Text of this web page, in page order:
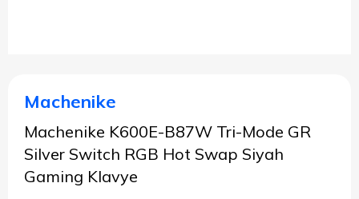
Machenike
Machenike K600E-B87W Tri-Mode GR
Silver Switch RGB Hot Swap Siyah
Gaming Klavye